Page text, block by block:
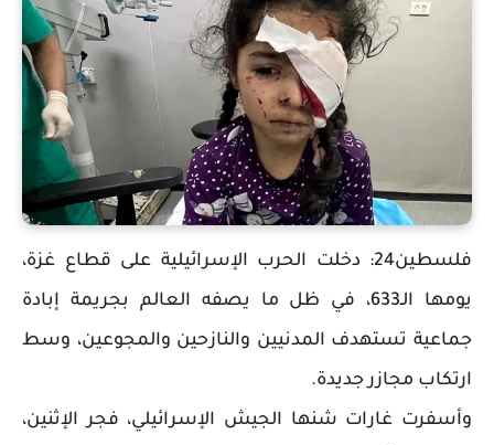
فلسطين24: دخلت الحرب الإسرائيلية على قطاع غزة،
يومها الـ633، في ظل ما يصفه العالم بجريمة إبادة
جماعية تستهدف المدنيين والنازحين والمجوعين، وسط
ارتكاب مجازر جديدة.
وأسفرت غارات شنها الجيش الإسرائيلي، فجر الإثنين،